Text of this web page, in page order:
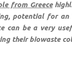
from Greece
potential for
can be a very
their biowaste